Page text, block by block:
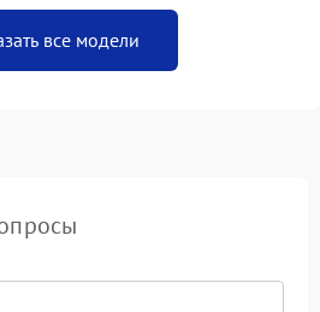
все модели